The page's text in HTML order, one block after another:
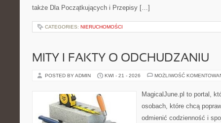
także Dla Początkujących i Przepisy […]
CATEGORIES: NIERUCHOMOŚCI
MITY I FAKTY O ODCHUDZANIU
POSTED BY ADMIN KWI - 21 - 2026 MOŻLIWOŚĆ
MagicalJune.pl to portal,
osobach, które chcą
odmienić codzienność i